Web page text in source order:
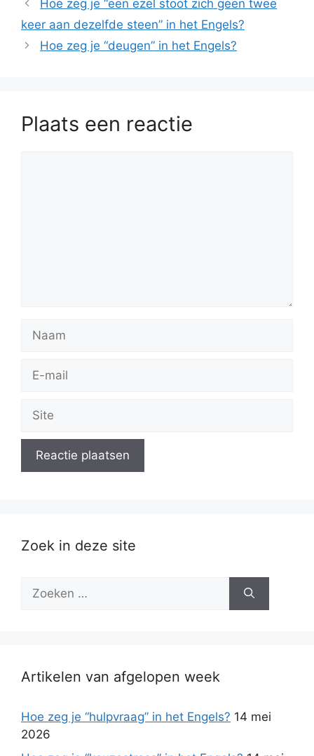
Hoe zeg je “een ezel stoot zich geen twee
keer aan dezelfde steen” in het Engels?
Hoe zeg je “deugen” in het Engels?
Plaats een reactie
Naam
Site
Zoek in deze site
Zoek
Artikelen van afgelopen week
Hoe zeg je “hulpvraag” in het Engels? 14 mei
2026